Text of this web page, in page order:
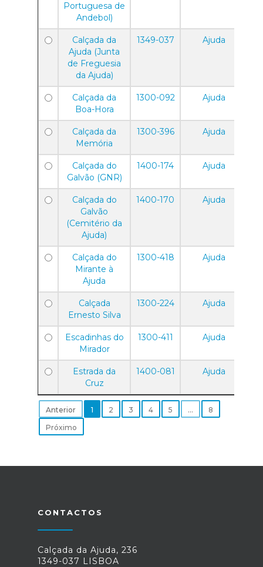
Portuguesa de
Andebol)
Calçada da
Ajuda (Junta
de Freguesia
da Ajuda)
1349-037 Ajuda
Calçada da
Boa-Hora
1300-092 Ajuda
Calçada da
Memória
1300-396 Ajuda
Calçada do
Galvão (GNR)
1400-174 Ajuda
Calçada do
Galvão
(Cemitério da
Ajuda)
1400-170 Ajuda
Calçada do
Mirante à
Ajuda
1300-418 Ajuda
Calçada
Ernesto Silva
1300-224 Ajuda
Escadinhas do
Mirador
1300-411 Ajuda
Estrada da
Cruz
1400-081 Ajuda
Anterior 1 2 3 4 5 …
8
Próximo
CONTACTOS
Calçada da Ajuda, 236
1349-037 LISBOA